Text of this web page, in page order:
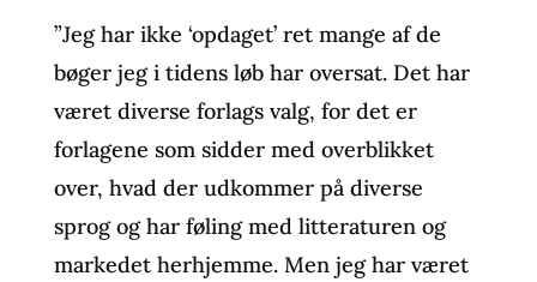
”Jeg har ikke ‘opdaget’ ret mange af de
bøger jeg i tidens løb har oversat. Det har
været diverse forlags valg, for det er
forlagene som sidder med overblikket
over, hvad der udkommer på diverse
sprog og har føling med litteraturen og
markedet herhjemme. Men jeg har været